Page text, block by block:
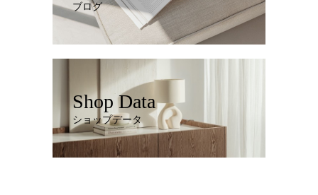
ブログ
Shop Data
ショップデータ